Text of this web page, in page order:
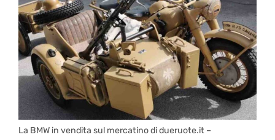
La BMW in vendita sul mercatino di dueruote.it –